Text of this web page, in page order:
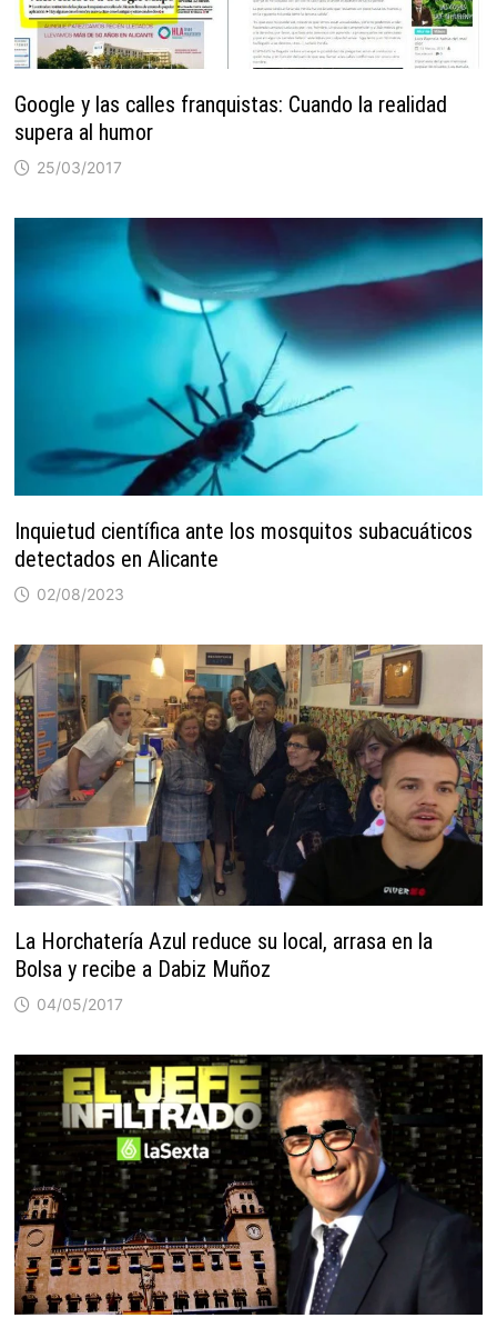
Google y las calles franquistas: Cuando la realidad
supera al humor
25/03/2017
Inquietud científica ante los mosquitos subacuáticos
detectados en Alicante
02/08/2023
La Horchatería Azul reduce su local, arrasa en la
Bolsa y recibe a Dabiz Muñoz
04/05/2017